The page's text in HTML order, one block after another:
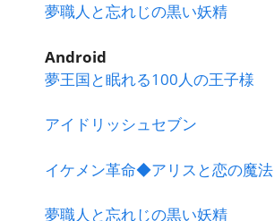
夢職人と忘れじの黒い妖精
Android
夢王国と眠れる100人の王子様
アイドリッシュセブン
イケメン革命◆アリスと恋の魔法
夢職人と忘れじの黒い妖精